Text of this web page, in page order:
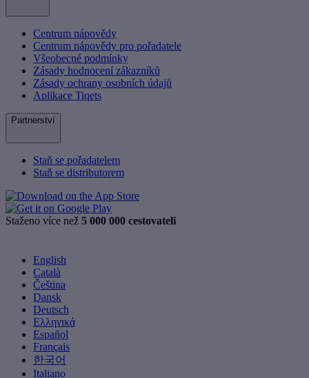
Centrum nápovědy
Centrum nápovědy pro pořadatele
Všeobecné podmínky
Zásady hodnocení zákazníků
Zásady ochrany osobních údajů
Aplikace Tiqets
Partnerství
Staň se pořadatelem
Staň se distributorem
Staženo více než 5 000 000 cestovateli
English
Català
Čeština
Dansk
Deutsch
Ελληνικά
Español
Français
한국어
Italiano